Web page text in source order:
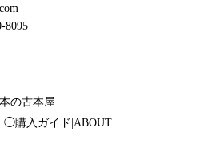
8095
の古本屋
◯購入ガイド|ABOUT